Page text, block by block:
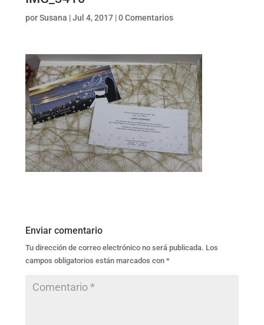
porSusana |Jul 4, 2017|0 Comentarios
Enviar comentario
Tu dirección de correo electrónico no será publicada. Los
campos obligatorios están marcados con *